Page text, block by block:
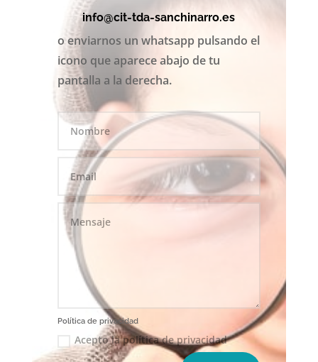
info@cit-tda-sanchinarro.es
o enviarnos un whatsapp pulsando el
icono que aparece abajo de tu
pantalla a la derecha.
Política de privacidad
Acepto la política de privacidad